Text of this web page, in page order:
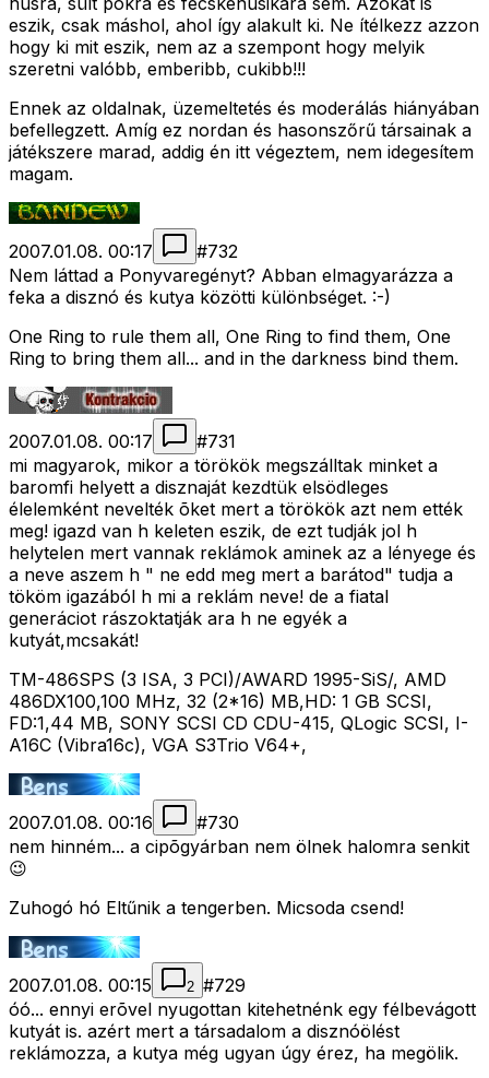
eszik, csak máshol, ahol így alakult ki. Ne ítélkezz azzon
hogy ki mit eszik, nem az a szempont hogy melyik
szeretni valóbb, emberibb, cukibb!!!
Ennek az oldalnak, üzemeltetés és moderálás hiányában
befellegzett. Amíg ez nordan és hasonszőrű társainak a
játékszere marad, addig én itt végeztem, nem idegesítem
magam.
2007.01.08. 00:17 #732
Nem láttad a Ponyvaregényt? Abban elmagyarázza a
feka a disznó és kutya közötti különbséget. :-)
One Ring to rule them all, One Ring to find them, One
Ring to bring them all... and in the darkness bind them.
2007.01.08. 00:17 #731
mi magyarok, mikor a törökök megszálltak minket a
baromfi helyett a disznaját kezdtük elsödleges
élelemként nevelték õket mert a törökök azt nem ették
meg! igazd van h keleten eszik, de ezt tudják jol h
helytelen mert vannak reklámok aminek az a lényege és
a neve aszem h " ne edd meg mert a barátod" tudja a
tököm igazából h mi a reklám neve! de a fiatal
generáciot rászoktatják ara h ne egyék a
kutyát,mcsakát!
TM-486SPS (3 ISA, 3 PCI)/AWARD 1995-SiS/, AMD
486DX100,100 MHz, 32 (2*16) MB,HD: 1 GB SCSI,
FD:1,44 MB, SONY SCSI CD CDU-415, QLogic SCSI, I-
A16C (Vibra16c), VGA S3Trio V64+,
2007.01.08. 00:16 #730
nem hinném... a cipõgyárban nem ölnek halomra senkit
😉
Zuhogó hó Eltűnik a tengerben. Micsoda csend!
2007.01.08. 00:15 2 #729
óó... ennyi erõvel nyugottan kitehetnénk egy félbevágott
kutyát is. azért mert a társadalom a disznóölést
reklámozza, a kutya még ugyan úgy érez, ha megölik.